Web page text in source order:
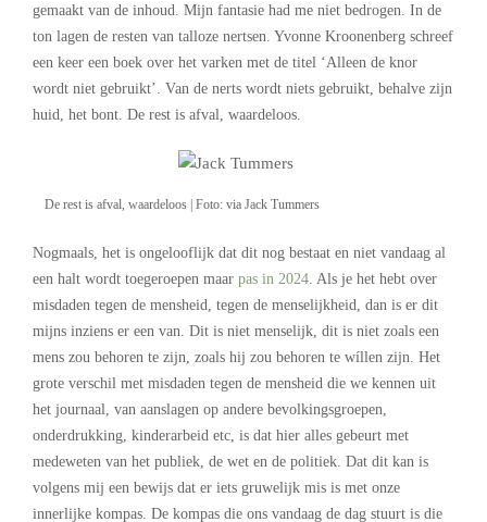
gemaakt van de inhoud. Mijn fantasie had me niet bedrogen. In de
ton lagen de resten van talloze nertsen. Yvonne Kroonenberg schreef
een keer een boek over het varken met de titel ‘Alleen de knor
wordt niet gebruikt’. Van de nerts wordt niets gebruikt, behalve zijn
huid, het bont. De rest is afval, waardeloos.
De rest is afval, waardeloos | Foto: via Jack Tummers
Nogmaals, het is ongelooflijk dat dit nog bestaat en niet vandaag al
een halt wordt toegeroepen maar pas in 2024 . Als je het hebt over
misdaden tegen de mensheid, tegen de menselijkheid, dan is er dit
mijns inziens er een van. Dit is niet menselijk, dit is niet zoals een
mens zou behoren te zijn, zoals hij zou behoren te wíllen zijn. Het
grote verschil met misdaden tegen de mensheid die we kennen uit
het journaal, van aanslagen op andere bevolkingsgroepen,
onderdrukking, kinderarbeid etc, is dat hier alles gebeurt met
medeweten van het publiek, de wet en de politiek. Dat dit kan is
volgens mij een bewijs dat er iets gruwelijk mis is met onze
innerlijke kompas. De kompas die ons vandaag de dag stuurt is die